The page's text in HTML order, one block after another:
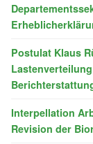
Postulat Klaus
Interpellation
Revision der